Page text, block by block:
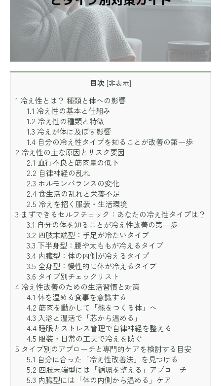
目次 [非表示]
1 冷え性とは？ 種類と体への影響
1.1 冷え性の基本と仕組み
1.2 冷え性の種類と特徴
1.3 冷えが体に及ぼす影響
1.4自分の冷え性タイプを知ることが改善の第一歩
2 冷え性の主な原因とリスク要因
2.1 血行不良と筋肉量の低下
2.2 自律神経の乱れ
2.3 ホルモンバランスの変化
2.4食生活の乱れと栄養不足
2.5 冷えを招く服装・生活環境
3 まずできるセルフチェック：あなたの冷え性タイプは？
3.1 自分の体を知ることが冷え性改善の第一歩
3.2 四肢末端型：手足が冷たいタイプ
3.3 下半身型：腰や太ももが冷えるタイプ
3.4内臓型：体の内側が冷えるタイプ
3.5 全身型：慢性的に体が冷えるタイプ
3.6 タイプ別チェックリスト
4 冷え性改善のための生活習慣と対策
4.1 体を温める食事を意識する
4.2 筋肉を動かして「熱をつくる体」へ
4.3 入浴と温活で「芯から温める」
4.4睡眠とストレス管理で自律神経を整える
4.5 服装・日常の工夫で冷えを防ぐ
5 タイプ別のアプローチと専門的ケアを検討する目安
5.1 自分に合った「冷え性改善法」を見つける
5.2 四肢末端型には「循環を整える」アプローチ
5.3 内臓型には「体の内側から温める」ケア